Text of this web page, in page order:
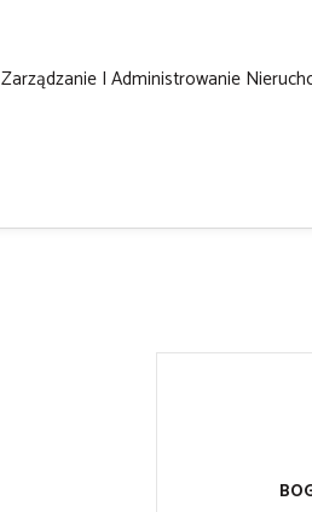
Zarządzanie I Administrowanie